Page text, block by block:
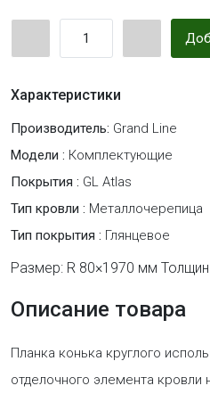
Характеристики
Производитель: Grand Line
Модели : Комплектующие
Покрытия : GL Atlas
Тип кровли : Металлочерепица
Тип покрытия : Глянцевое
Размер: R 80×1970 мм
Описание товара
Планка конька круглого
отделочного элемента кровли